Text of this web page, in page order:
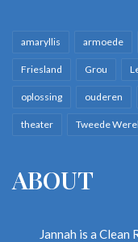
amaryllis armoede
Friesland Grou
oplossing ouderen
theater Tweede
ABOUT
Jannah is a